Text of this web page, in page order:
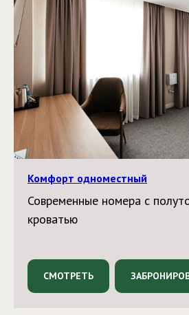
Комфорт одноместный
Современные номера с
кроватью
СМОТРЕТЬ